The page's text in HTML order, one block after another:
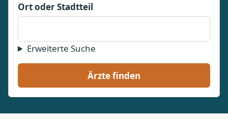
Ort oder Stadtteil
Erweiterte Suche
Ärzte finden